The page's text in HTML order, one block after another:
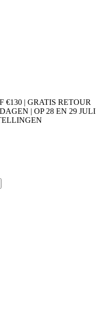
| GRATIS RETOUR
| OP 28 EN 29 JULI